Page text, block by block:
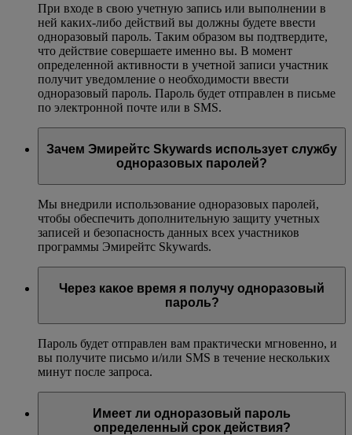
При входе в свою учетную запись или выполнении в
ней каких-либо действий вы должны будете ввести
одноразовый пароль. Таким образом вы подтвердите,
что действие совершаете именно вы. В момент
определенной активности в учетной записи участник
получит уведомление о необходимости ввести
одноразовый пароль. Пароль будет отправлен в письме
по электронной почте или в SMS.
Зачем Эмирейтс Skywards использует службу
одноразовых паролей?
Мы внедрили использование одноразовых паролей,
чтобы обеспечить дополнительную защиту учетных
записей и безопасность данных всех участников
программы Эмирейтс Skywards.
Через какое время я получу одноразовый
пароль?
Пароль будет отправлен вам практически мгновенно, и
вы получите письмо и/или SMS в течение нескольких
минут после запроса.
Имеет ли одноразовый пароль
определенный срок действия?